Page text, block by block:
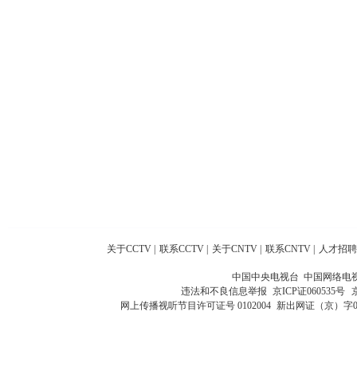
关于CCTV 联系CCTV 关于CNTV 联系CNTV 人才招聘
中国中央电视台 中国网络电
违法和不良信息举报 京ICP证060535号
网上传播视听节目许可证号 0102004 新出网证（京）